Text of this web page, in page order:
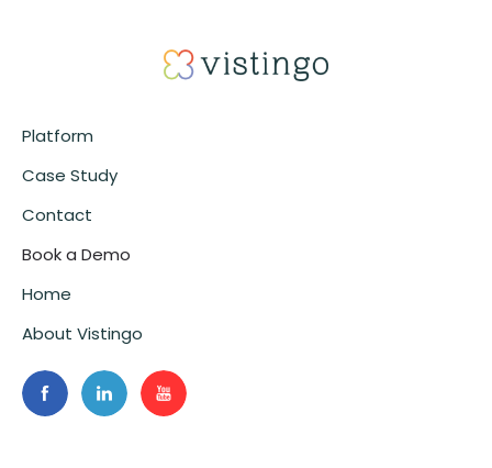
Platform
Case Study
Contact
Book a Demo
Home
About Vistingo